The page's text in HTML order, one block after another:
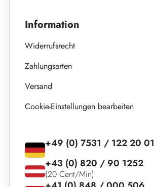
Information
Widerrufsrecht
Zahlungsarten
Versand
Cookie-Einstellungen bearbeiten
+49 (0) 7531 / 122 20 01
+43 (0) 820 / 90 1252
(20 Cent/Min)